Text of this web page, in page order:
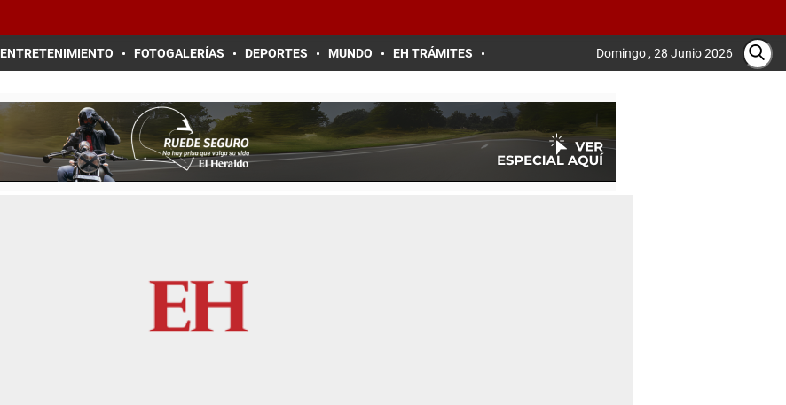
ENTRETENIMIENTO FOTOGALERÍAS DEPORTES MUNDO EH TRÁMITES Domingo , 28 Junio 2026